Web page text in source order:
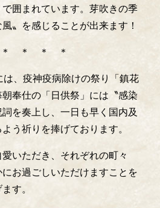
囲まれています。芽吹きの季
〟を感じることが出来ます！
＊ ＊ ＊
、疫神疫病除けの祭り「鎮花
奉仕の「日供祭」には〝感染
を奏上し、一日も早く国内及
う祈りを捧げております。
いただき、それぞれの町々
お過ごしいただけますことを
す。